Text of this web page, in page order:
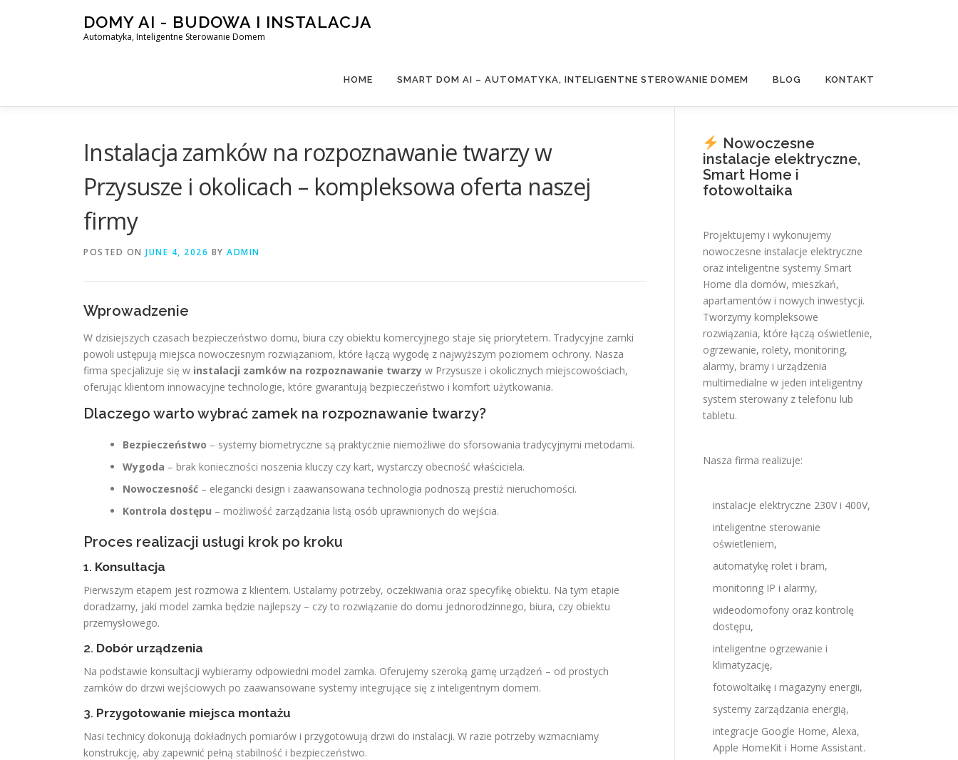
DOMY AI - BUDOWA I INSTALACJA
Automatyka, Inteligentne Sterowanie Domem
HOME SMART DOM AI – AUTOMATYKA, INTELIGENTNE STEROWANIE DOMEM BLOG KONTAKT
Instalacja zamków na rozpoznawanie twarzy w
Przysusze i okolicach – kompleksowa oferta naszej
firmy
POSTED ON JUNE 4, 2026 BY ADMIN
Wprowadzenie
W dzisiejszych czasach bezpieczeństwo domu, biura czy obiektu komercyjnego staje się priorytetem. Tradycyjne zamki
powoli ustępują miejsca nowoczesnym rozwiązaniom, które łączą wygodę z najwyższym poziomem ochrony. Nasza
firma specjalizuje się w instalacji zamków na rozpoznawanie twarzy w Przysusze i okolicznych miejscowościach,
oferując klientom innowacyjne technologie, które gwarantują bezpieczeństwo i komfort użytkowania.
Dlaczego warto wybrać zamek na rozpoznawanie twarzy?
Bezpieczeństwo – systemy biometryczne są praktycznie niemożliwe do sforsowania tradycyjnymi metodami.
Wygoda – brak konieczności noszenia kluczy czy kart, wystarczy obecność właściciela.
Nowoczesność – elegancki design i zaawansowana technologia podnoszą prestiż nieruchomości.
Kontrola dostępu – możliwość zarządzania listą osób uprawnionych do wejścia.
Proces realizacji usługi krok po kroku
1. Konsultacja
Pierwszym etapem jest rozmowa z klientem. Ustalamy potrzeby, oczekiwania oraz specyfikę obiektu. Na tym etapie
doradzamy, jaki model zamka będzie najlepszy – czy to rozwiązanie do domu jednorodzinnego, biura, czy obiektu
przemysłowego.
2. Dobór urządzenia
Na podstawie konsultacji wybieramy odpowiedni model zamka. Oferujemy szeroką gamę urządzeń – od prostych
zamków do drzwi wejściowych po zaawansowane systemy integrujące się z inteligentnym domem.
3. Przygotowanie miejsca montażu
Nasi technicy dokonują dokładnych pomiarów i przygotowują drzwi do instalacji. W razie potrzeby wzmacniamy
konstrukcję, aby zapewnić pełną stabilność i bezpieczeństwo.
Nowoczesne
instalacje elektryczne,
Smart Home i
fotowoltaika
Projektujemy i wykonujemy
nowoczesne instalacje elektryczne
oraz inteligentne systemy Smart
Home dla domów, mieszkań,
apartamentów i nowych inwestycji.
Tworzymy kompleksowe
rozwiązania, które łączą oświetlenie,
ogrzewanie, rolety, monitoring,
alarmy, bramy i urządzenia
multimedialne w jeden inteligentny
system sterowany z telefonu lub
tabletu.
Nasza firma realizuje:
instalacje elektryczne 230V i 400V,
inteligentne sterowanie
oświetleniem,
automatykę rolet i bram,
monitoring IP i alarmy,
wideodomofony oraz kontrolę
dostępu,
inteligentne ogrzewanie i
klimatyzację,
fotowoltaikę i magazyny energii,
systemy zarządzania energią,
integracje Google Home, Alexa,
Apple HomeKit i Home Assistant.